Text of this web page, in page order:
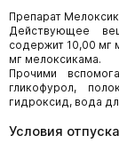
Препарат
Действующее
содержит 10,00 мг
мг мелоксикама.
Прочими
гликофурол,
гидроксид, вода
Условия отпуска